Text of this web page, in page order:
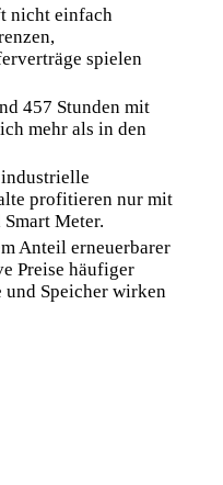
nicht einfach
spielen
457 Stunden mit
mehr als in den
profitieren nur mit
Meter.
Anteil erneuerbarer
Preise häufiger
Speicher wirken